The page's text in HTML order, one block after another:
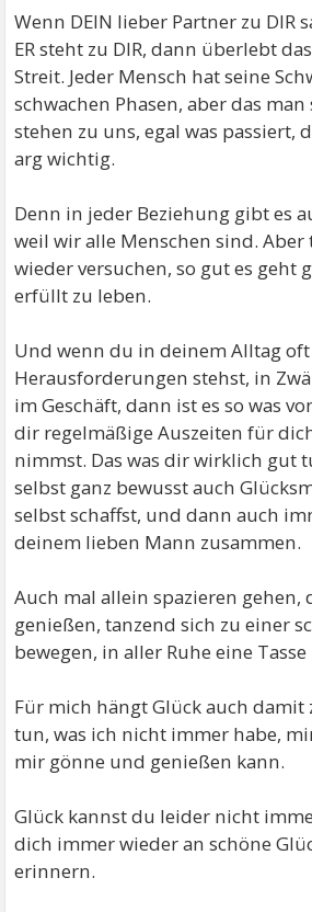
Wenn DEIN lieber Partner zu DIR
ER steht zu DIR, dann überlebt
Streit. Jeder Mensch hat seine
schwachen Phasen, aber das
stehen zu uns, egal was passiert,
arg wichtig.
Denn in jeder Beziehung gibt es
weil wir alle Menschen sind.
wieder versuchen, so gut es geht
erfüllt zu leben.
Und wenn du in deinem Alltag oft
Herausforderungen stehst, in
im Geschäft, dann ist es so was
dir regelmäßige Auszeiten für
nimmst. Das was dir wirklich gut
selbst ganz bewusst auch
selbst schaffst, und dann auch
deinem lieben Mann zusammen.
Auch mal allein spazieren gehen,
genießen, tanzend sich zu einer
bewegen, in aller Ruhe eine
Für mich hängt Glück auch damit
tun, was ich nicht immer habe,
mir gönne und genießen kann.
Glück kannst du leider nicht
dich immer wieder an schöne
erinnern.